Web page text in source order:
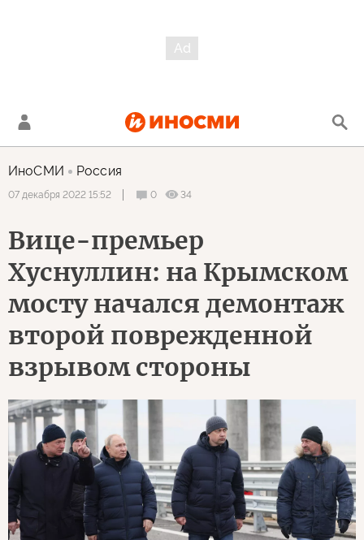
ИноСМИ Россия
07 декабря 2022 15:52 0 34
Вице-премьер
Хуснуллин: на Крымском
мосту начался демонтаж
второй поврежденной
взрывом стороны